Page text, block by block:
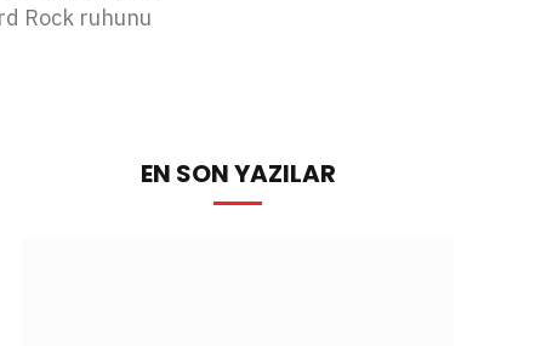
Rock ruhunu
EN SON YAZILAR